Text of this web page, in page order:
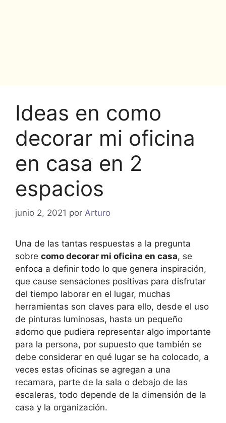
Ideas en como
decorar mi oficina
en casa en 2
espacios
junio 2, 2021 por Arturo
Una de las tantas respuestas a la pregunta
sobre como decorar mi oficina en casa, se
enfoca a definir todo lo que genera inspiración,
que cause sensaciones positivas para disfrutar
del tiempo laborar en el lugar, muchas
herramientas son claves para ello, desde el uso
de pinturas luminosas, hasta un pequeño
adorno que pudiera representar algo importante
para la persona, por supuesto que también se
debe considerar en qué lugar se ha colocado, a
veces estas oficinas se agregan a una
recamara, parte de la sala o debajo de las
escaleras, todo depende de la dimensión de la
casa y la organización.